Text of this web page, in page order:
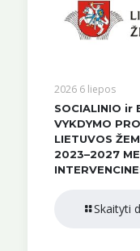
2026 6 liepos
SOCIALINIO ir
VYKDYMO
LIETUVOS
2023–2027
Skaityti